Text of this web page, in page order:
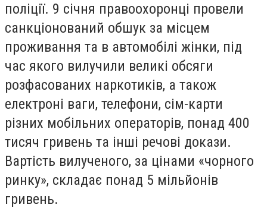
поліції. 9 січня правоохоронці провели
санкціонований обшук за місцем
проживання та в автомобілі жінки, під
час якого вилучили великі обсяги
розфасованих наркотиків, а також
електроні ваги, телефони, сім-карти
різних мобільних операторів, понад 400
тисяч гривень та інші речові докази.
Вартість вилученого, за цінами «чорного
ринку», складає понад 5 мільйонів
гривень.